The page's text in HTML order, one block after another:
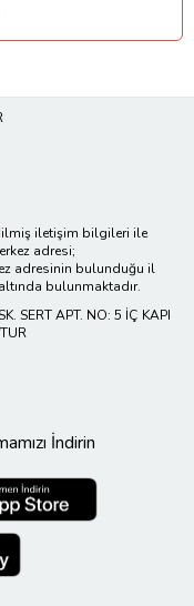
iletişim bilgileri ile
adresi;
adresinin bulunduğu il
bulunmaktadır.
SERT APT. NO: 5 İÇ KAPI
İndirin